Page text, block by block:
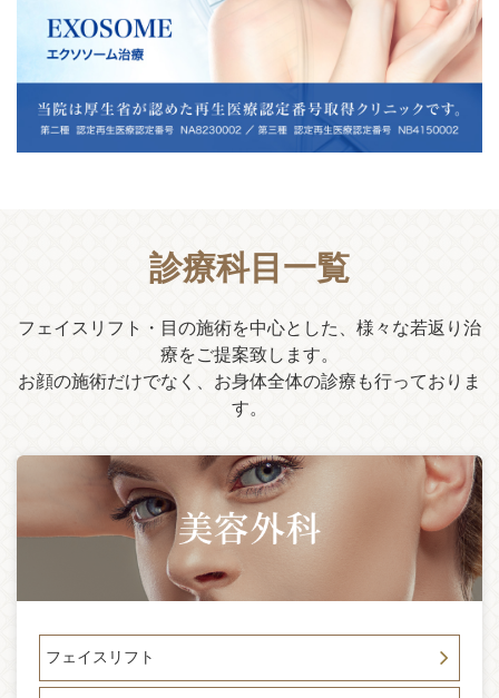
2025-09-11
清水 愛先生入局 毎週水曜日担当 皮膚科専門医・美容皮膚
科医 清水先生が入局致しました。皮膚科専門医の極めた知
識、治療法。いままで当院にはなかったアプローチで治療を
いたします。しみ・ニキビ・肝斑・肌質などのお悩みがある
方はぜひ清水先生の水曜日にご予約下さい！！
運びとなりました。今後は新医師を迎え、体制を新たに診療
を行ってまいります。
2025-06-26
「1400回再生動画」サフォクリニックYOUTUBEを開始して
から2ヶ月が経ち、フェイスリフト体験動画が14000再生され
ました。ドキュメントでサフォのフェイスリフトとサフォク
リニックの中身がご覧いただけます。 チャンネル登録よろ
2025-05-24
Youtubeアングルフェイスリフト患者様ドキュメント後半が公
開されました。術後3ヶ月はどんな様子でしょうか！？ 是非
ご覧ください。 チャンネル登録もよろしくお願いいたしま
たしました。 様々な美容手術のリアルをお伝えしてまいりま
すので、ぜひご覧ください。 チャンネル登録もよろしくお願
いいたします。
診療科目一覧
フェイスリフト・目の施術を中心とした、様々な若返り治
療をご提案致します。
お顔の施術だけでなく、お身体全体の診療も行っておりま
す。
フェイスリフト